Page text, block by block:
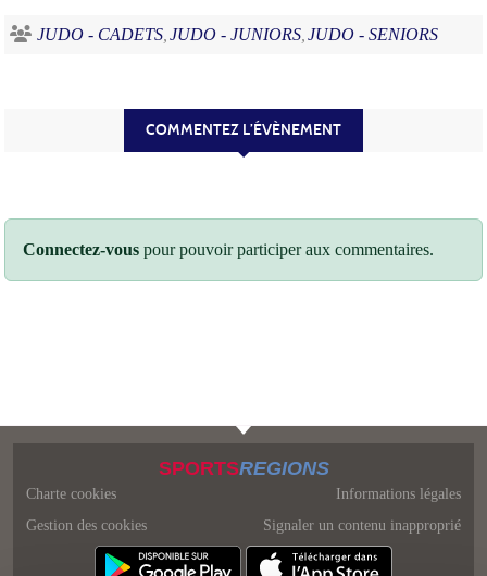
JUDO - CADETS JUDO - JUNIORS JUDO - SENIORS
COMMENTEZ L’ÉVÈNEMENT
Connectez-vous pour pouvoir participer aux commentaires.
SPORTSREGIONS
Charte cookies
Gestion des cookies
Informations légales
Signaler un contenu inapproprié